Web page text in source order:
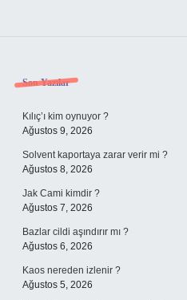
Sidebar
Son Yazılar
Kılıç’ı kim oynuyor ?
Ağustos 9, 2026
Solvent kaportaya zarar verir mi ?
Ağustos 8, 2026
Jak Cami kimdir ?
Ağustos 7, 2026
Bazlar cildi aşındırır mı ?
Ağustos 6, 2026
Kaos nereden izlenir ?
Ağustos 5, 2026